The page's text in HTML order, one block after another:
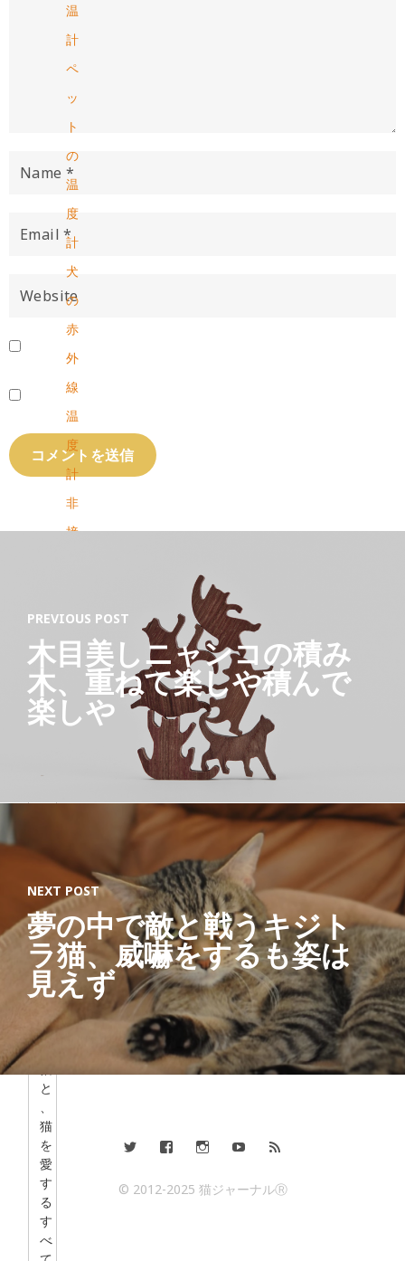
温
計
ペ
ッ
ト
の
温
度
計
犬
の
赤
外
線
温
度
計
非
接
Ab
out
Lat
est
Post
s
ジ
ャ
ー
ナ
リ
ス
ト
「
す
て
と
猫
を
愛
す
る
す
べ
PREVIOUS POST
木目美しニャンコの積み
木、重ねて楽しや積んで
楽しや
NEXT POST
夢の中で敵と戦うキジト
ラ猫、威嚇をするも姿は
見えず
© 2012-2025 猫ジャーナルⓇ